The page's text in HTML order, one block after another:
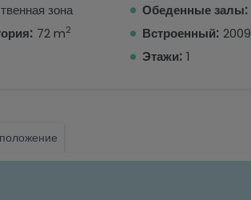
зона Обеденные залы:
72 m2 Встроенный: 2009
Этажи: 1